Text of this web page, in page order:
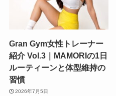
Gran Gym女性トレーナー
紹介 Vol.3｜MAMORIの1日
ルーティーンと体型維持の
習慣
2026年7月5日